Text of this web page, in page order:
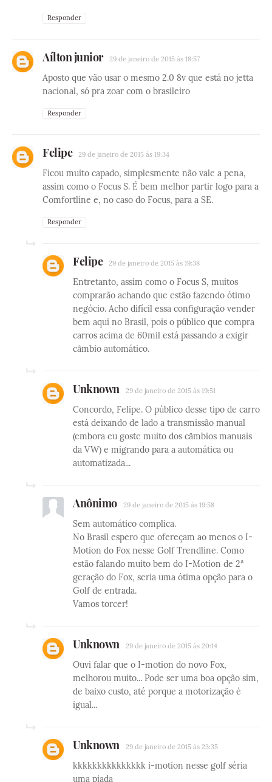
Responder
Aílton junior 29 de janeiro de 2015 às 18:57
Aposto que vão usar o mesmo 2.0 8v que está no jetta
nacional, só pra zoar com o brasileiro
Responder
Felipe 29 de janeiro de 2015 às 19:34
Ficou muito capado, simplesmente não vale a pena,
assim como o Focus S. É bem melhor partir logo para a
Comfortline e, no caso do Focus, para a SE.
Responder
Felipe 29 de janeiro de 2015 às 19:38
Entretanto, assim como o Focus S, muitos
comprarão achando que estão fazendo ótimo
negócio. Acho difícil essa configuração vender
bem aqui no Brasil, pois o público que compra
carros acima de 60mil está passando a exigir
câmbio automático.
Unknown 29 de janeiro de 2015 às 19:51
Concordo, Felipe. O público desse tipo de carro
está deixando de lado a transmissão manual
(embora eu goste muito dos câmbios manuais
da VW) e migrando para a automática ou
automatizada...
Anônimo 29 de janeiro de 2015 às 19:58
Sem automático complica.
No Brasil espero que ofereçam ao menos o I-
Motion do Fox nesse Golf Trendline. Como
estão falando muito bem do I-Motion de 2ª
geração do Fox, seria uma ótima opção para o
Golf de entrada.
Vamos torcer!
Unknown 29 de janeiro de 2015 às 20:14
Ouvi falar que o I-motion do novo Fox,
melhorou muito... Pode ser uma boa opção sim,
de baixo custo, até porque a motorização é
igual...
Unknown 29 de janeiro de 2015 às 23:35
kkkkkkkkkkkkkkk i-motion nesse golf séria
uma piada